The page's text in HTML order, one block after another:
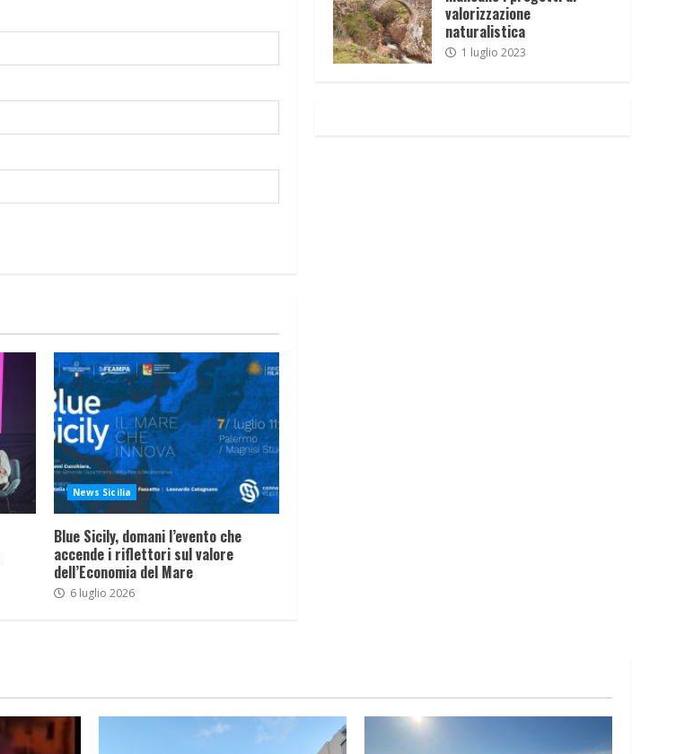
News Sicilia
Blue Sicily, domani l’evento che
accende i riflettori sul valore
dell’Economia del Mare
6 luglio 2026
valorizzazione
naturalistica
1 luglio 2023